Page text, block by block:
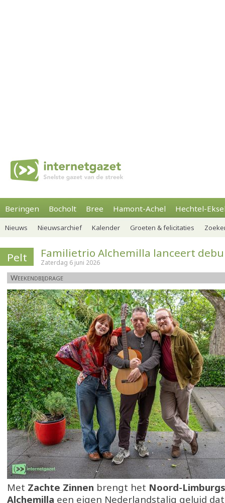
Beringen Bocholt Bree Hamont-Achel Hechtel-
Nieuws Nieuwsarchief Kalender Groeten & felicitaties
Pelt Familietrio Alchemilla lanceert
Zaterdag 6 juni 2026
Weekendbijdrage
Met Zachte Zinnen brengt het Noord-
Alchemilla een eigen Nederlandstalig geluid